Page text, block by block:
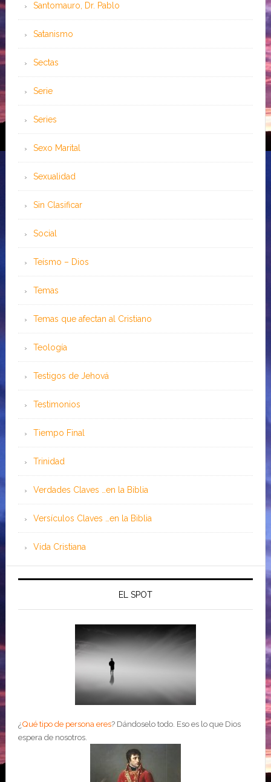
Santomauro, Dr. Pablo
Satanismo
Sectas
Serie
Series
Sexo Marital
Sexualidad
Sin Clasificar
Social
Teísmo – Dios
Temas
Temas que afectan al Cristiano
Teología
Testigos de Jehová
Testimonios
Tiempo Final
Trinidad
Verdades Claves …en la Biblia
Versículos Claves …en la Biblia
Vida Cristiana
EL SPOT
¿Qué tipo de persona eres? Dándoselo todo. Eso es lo que Dios
espera de nosotros.